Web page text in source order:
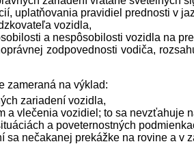
uplatňovania pravidiel prednosti v
vozidla,
a nespôsobilosti vozidla na
zodpovednosti vodiča,
zameraná na výklad:
zariadení vozidla,
a vlečenia vozidiel; to sa nevzťahuje
a poveternostných
sa nečakanej prekážke na rovine a v